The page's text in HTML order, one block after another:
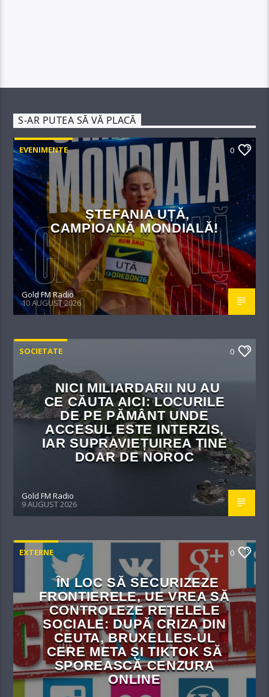
S-AR PUTEA SĂ VĂ PLACĂ
EVENIMENTE 0
ȘTEFANIA UȚĂ,
CAMPIOANĂ MONDIALĂ!
Gold FM Radio
10 AUGUST 2026
SOCIETATE 0
NICI MILIARDARII NU AU
CE CĂUTA AICI: LOCURILE
DE PE PĂMÂNT UNDE
ACCESUL ESTE INTERZIS,
IAR SUPRAVIEȚUIREA ȚINE
DOAR DE NOROC
Gold FM Radio
9 AUGUST 2026
EXTERNE 0
ÎN LOC SĂ SECURIZEZE
FRONTIERELE, UE VREA SĂ
CONTROLEZE REȚELELE
SOCIALE: DUPĂ CRIZA DIN
CEUTA, BRUXELLES-UL
CERE META ȘI TIKTOK SĂ
SPOREASCĂ CENZURA
ONLINE